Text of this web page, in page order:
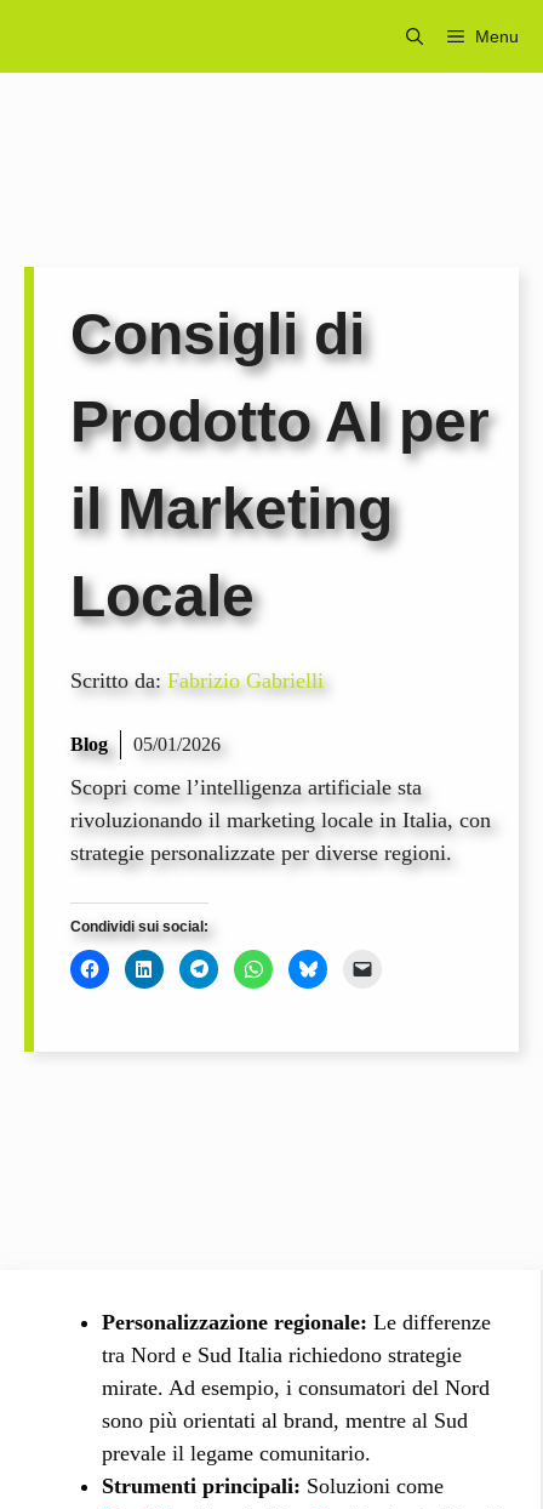
contenuto
Menu
Consigli di
Prodotto AI per
il Marketing
Locale
Scritto da: Fabrizio Gabrielli
Blog 05/01/2026
Scopri come l’intelligenza artificiale sta
rivoluzionando il marketing locale in Italia, con
strategie personalizzate per diverse regioni.
Condividi sui social:
Personalizzazione regionale: Le differenze
tra Nord e Sud Italia richiedono strategie
mirate. Ad esempio, i consumatori del Nord
sono più orientati al brand, mentre al Sud
prevale il legame comunitario.
Strumenti principali: Soluzioni come